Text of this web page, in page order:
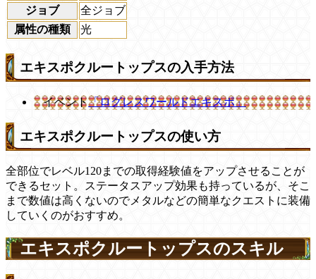
ジョブ
全ジョブ
属性の種類
光
エキスポクルートップスの入手方法
イベント「ログレスワールドエキスポ」
エキスポクルートップスの使い方
全部位でレベル120までの取得経験値をアップさせることが
できるセット。ステータスアップ効果も持っているが、そこ
まで数値は高くないのでメタルなどの簡単なクエストに装備
していくのがおすすめ。
エキスポクルートップスのスキル